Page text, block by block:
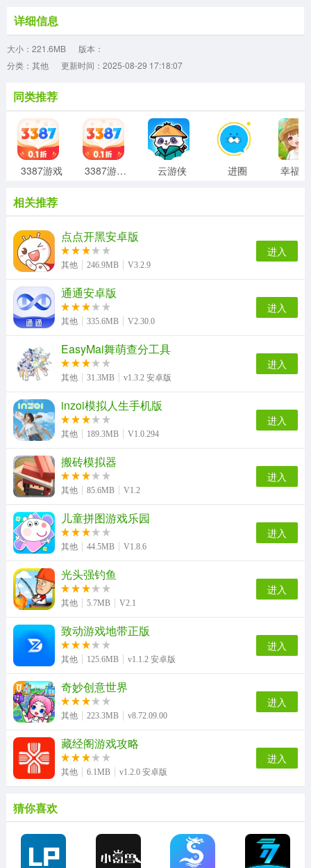
详细信息
大小：221.6MB
版本：
分类：其他
更新时间：2025-08-29 17:18:07
同类推荐
3387游戏 3387游戏盒子 云游侠 进圈
相关推荐
点点开黑安卓版
其他 246.9MB V3.2.9
进入
通通安卓版
其他 335.6MB V2.30.0
进入
EasyMai舞萌查分工具
其他 31.3MB v1.3.2 安卓版
进入
inzoi模拟人生手机版
其他 189.3MB V1.0.294
进入
搬砖模拟器
其他 85.6MB V1.2
进入
儿童拼图游戏乐园
其他 44.5MB V1.8.6
进入
光头强钓鱼
其他 5.7MB V2.1
进入
致动游戏地带正版
其他 125.6MB v1.1.2 安卓版
进入
奇妙创意世界
其他 223.3MB v8.72.09.00
进入
藏经阁游戏攻略
其他 6.1MB v1.2.0 安卓版
进入
猜你喜欢